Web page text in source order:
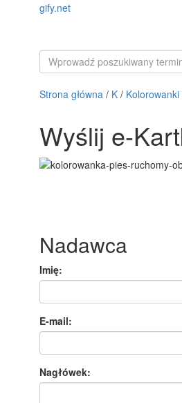
gify.net
Strona główna / K / Kolorowanki
Wyślij e-
Nadawca
Imię:
E-mail:
Nagłówek: